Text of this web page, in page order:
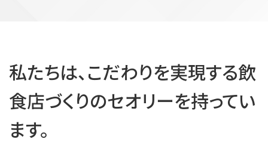
私たちは、こだわりを実現する飲
食店づくりのセオリーを持ってい
ます。